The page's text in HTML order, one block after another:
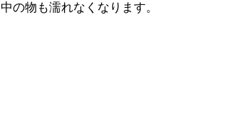
中の物も濡れなくなります。